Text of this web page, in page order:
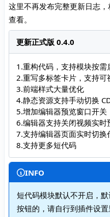
这里不再发布完整更新日志
查看。
更新正式版 0.4.0
1.重构代码，支持模块按需
2.重写多标签卡片，支持可
3.前端样式大量优化
4.静态资源支持手动切换
5.增加编辑器预览窗口开关
6.编辑器支持关闭视频实时
7.支持编辑器页面实时切换
8.支持更多短代码
INFO
短代码模块默认不开启，默
按钮的，请自行到插件设